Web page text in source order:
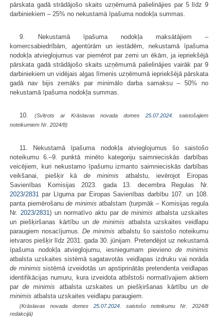
pārskata gadā strādājošo skaits uzņēmumā palielinājies par 5 līdz 9
darbiniekiem – 25% no nekustamā īpašuma nodokļa summas.
9. Nekustamā īpašuma nodokļa maksātājiem –
komercsabiedrībām, aģentūrām un iestādēm, nekustamā īpašuma
nodokļa atvieglojumus var piemērot par zemi un ēkām, ja iepriekšējā
pārskata gadā strādājošo skaits uzņēmumā palielinājies vairāk par 9
darbiniekiem un vidējais algas līmenis uzņēmumā iepriekšējā pārskata
gadā nav bijis zemāks par minimālo darba samaksu – 50% no
nekustamā īpašuma nodokļa summas.
10. (Svītrots ar Krāslavas novada domes25.07.2024.
saistošajiem
noteikumiem Nr. 2024/8)
11. Nekustamā īpašuma nodokļa atvieglojumus šo saistošo
noteikumu 6.–9. punktā minēto kategoriju saimnieciskās darbības
veicējiem, kuri nekustamo īpašumu izmanto saimnieciskās darbības
veikšanai, piešķir kā de minimis atbalstu, ievērojot Eiropas
Savienības Komisijas 2023. gada 13. decembra Regulas Nr.
2023/2831 par Līguma par Eiropas Savienības darbību 107. un 108.
panta piemērošanu de minimis atbalstam (turpmāk – Komisijas regula
Nr. 2023/2831) un normatīvo aktu par de minimis atbalsta uzskaites
un piešķiršanas kārtību un de minimis atbalsta uzskaites veidlapu
paraugiem nosacījumus.De minimis atbalstu šo saistošo noteikumu
ietvaros piešķir līdz 2031. gada 30. jūnijam. Pretendējot uz nekustamā
īpašuma nodokļa atvieglojumu, iesniegumam pievienode minimis
atbalsta uzskaites sistēmā sagatavotās veidlapas izdruku vai norāda
de minimis sistēmā izveidotās un apstiprinātās pretendenta veidlapas
identifikācijas numuru, kura izveidota atbilstoši normatīvajiem aktiem
parde minimis atbalsta uzskaites un piešķiršanas kārtību unde
minimis atbalsta uzskaites veidlapu paraugiem.
(Krāslavas novada domes 25.07.2024.
saistošo noteikumu Nr. 2024/8
redakcijā)